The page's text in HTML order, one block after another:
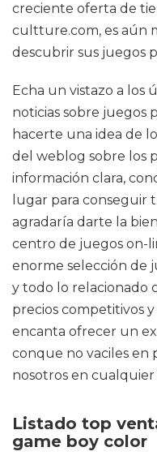
creciente oferta de
cultture.com, es aún
descubrir sus juegos
Echa un vistazo a los
noticias sobre juegos
hacerte una idea de
del weblog sobre los
información clara,
lugar para conseguir
agradaría darte la
centro de juegos on-
enorme selección de
y todo lo relacionado
precios competitivos
encanta ofrecer un
conque no vaciles en
nosotros en
Listado top
game boy color